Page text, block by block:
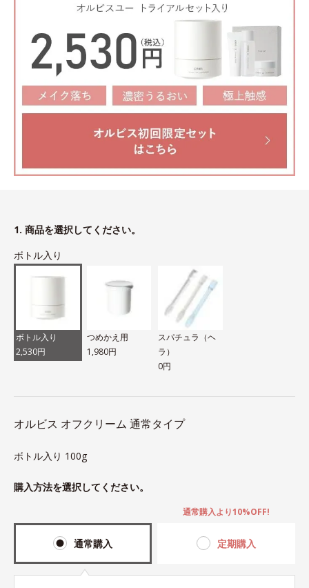
1. 商品を選択してください。
ボトル入り
ボトル入り
2,530円
つめかえ用
1,980円
スパチュラ（ヘ
ラ）
0円
オルビス オフクリーム 通常タイプ
ボトル入り 100g
購入方法を選択してください。
通常購入 定期購入
通常購入より10%OFF!